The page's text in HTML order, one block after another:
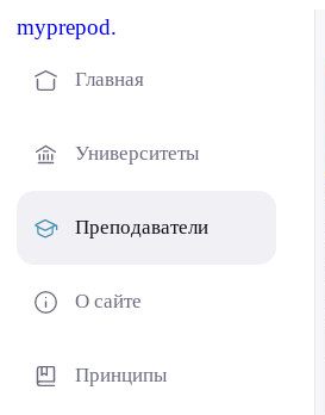
myprepod.
Главная
Университеты
Преподаватели
О сайте
Принципы